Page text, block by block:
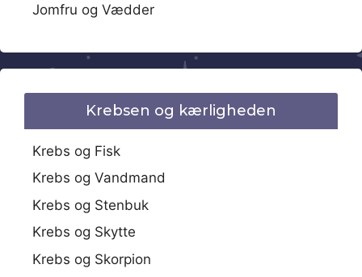
Jomfru og Vædder
Krebsen og kærligheden
Krebs og Fisk
Krebs og Vandmand
Krebs og Stenbuk
Krebs og Skytte
Krebs og Skorpion